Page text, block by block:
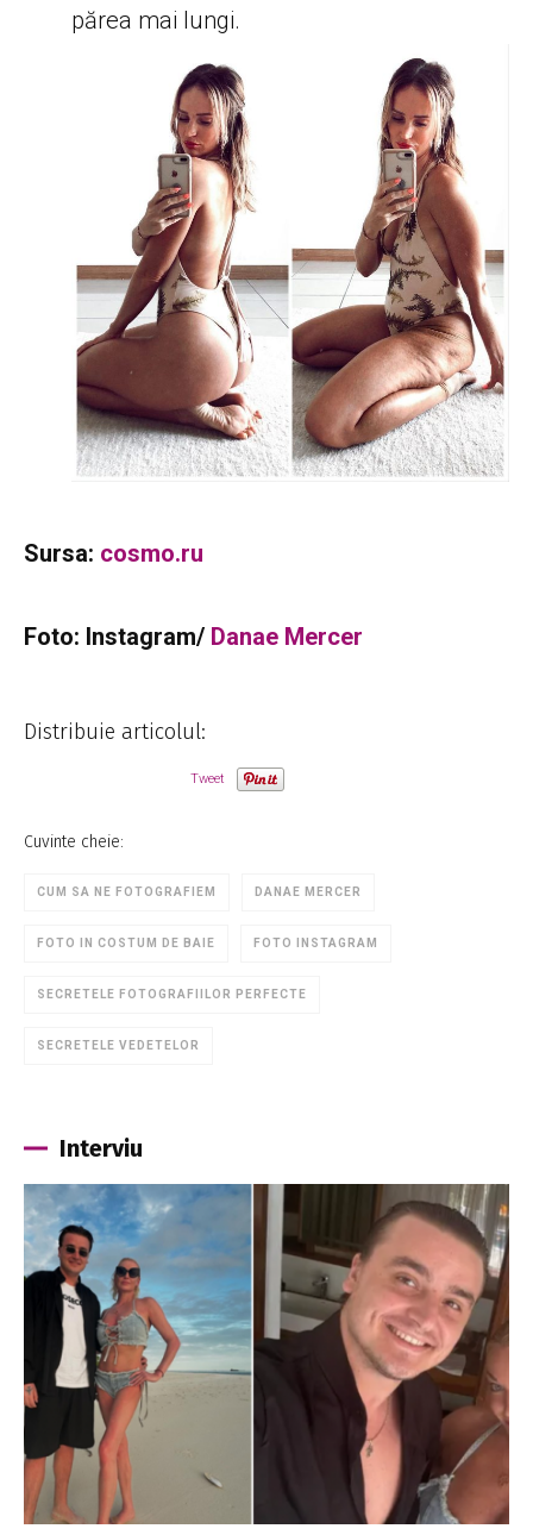
părea mai lungi.
Sursa: cosmo.ru
Foto: Instagram/ Danae Mercer
Distribuie articolul:
Tweet
Cuvinte cheie:
CUM SA NE FOTOGRAFIEM DANAE MERCER
FOTO IN COSTUM DE BAIE FOTO INSTAGRAM
SECRETELE FOTOGRAFIILOR PERFECTE
SECRETELE VEDETELOR
Interviu